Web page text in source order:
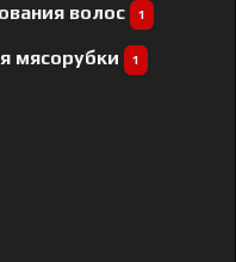
волос 1
мясорубки 1